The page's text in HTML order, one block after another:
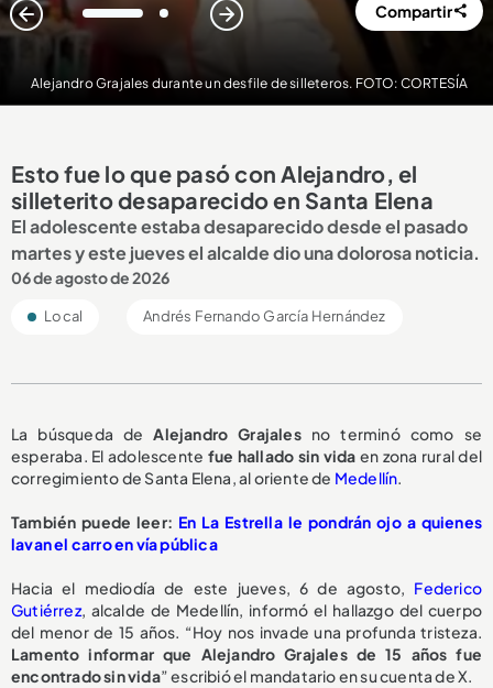
Alejandro Grajales durante un desfile de silleteros. FOTO: CORTESÍA
1 2 Compartir
Esto fue lo que pasó con Alejandro, el
silleterito desaparecido en Santa Elena
El adolescente estaba desaparecido desde el pasado
martes y este jueves el alcalde dio una dolorosa noticia.
06 de agosto de 2026
Local Andrés Fernando García Hernández
La búsqueda deAlejandro Grajales no terminó como se
esperaba. El adolescente fue hallado sin vida en zona rural del
corregimiento de Santa Elena, al oriente de Medellín.
También puede leer: En La Estrella le pondrán ojo a quienes
lavan el carro en vía pública
Hacia el mediodía de este jueves, 6 de agosto, Federico
Gutiérrez, alcalde de Medellín, informó el hallazgo del cuerpo
del menor de 15 años. “Hoy nos invade una profunda tristeza.
Lamento informar que Alejandro Grajales de 15 años fue
encontrado sin vida” escribió el mandatario en su cuenta de X.